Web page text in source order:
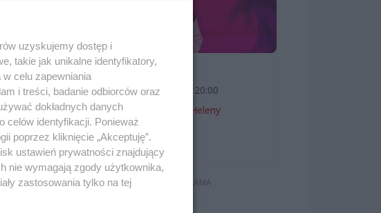
SKOLIM
7 sierpnia 2026, 20:00
Teatr Letni im. Heleny
Majdaniec
Koncerty
uzyskujemy dostęp i
takie jak unikalne identyfikatory,
celu zapewniania
i treści, badanie odbiorców oraz
dokładnych danych
celów identyfikacji. Ponieważ
poprzez kliknięcie „Akceptuję”.
ustawień prywatności znajdujący
nie wymagają zgody użytkownika,
zastosowania tylko na tej